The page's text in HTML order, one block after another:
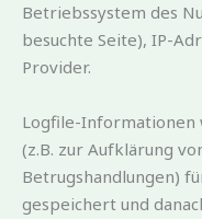
Betriebssystem des
besuchte Seite), IP-
Provider.
Logfile-Informationen
(z.B. zur Aufklärung
Betrugshandlungen)
gespeichert und